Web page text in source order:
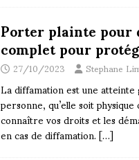
Porter plainte
complet pour
27/10/2023 Stephane
La diffamation est une
personne, qu’elle soit
connaître vos droits et les
en cas de diffamation.[…]